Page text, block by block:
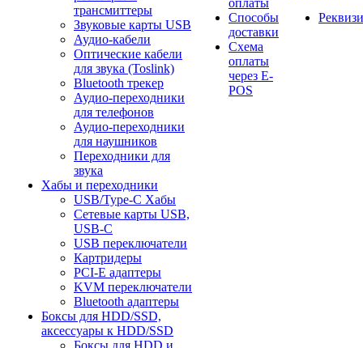
трансмиттеры
Звуковые карты USB
Аудио-кабели
Оптические кабели
для звука (Toslink)
Bluetooth трекер
Аудио-переходники
для телефонов
Аудио-переходники
для наушников
Переходники для
звука
Хабы и переходники
USB/Type-C Хабы
Сетевые карты USB,
USB-C
USB переключатели
Картридеры
PCI-E адаптеры
KVM переключатели
Bluetooth адаптеры
Боксы для HDD/SSD,
аксессуары к HDD/SSD
Боксы для HDD и
оплаты
Способы
доставки
Схема
оплаты
через E-
POS